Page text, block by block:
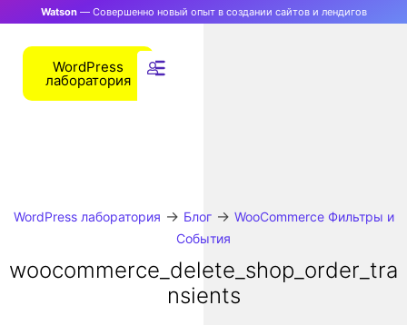
Watson— Совершенно новый опыт в создании сайтов и лендигов
WordPress
лаборатория
WordPress лаборатория → Блог→ WooCommerce Фильтры и
События
woocommerce_delete_shop_order_tra
nsients